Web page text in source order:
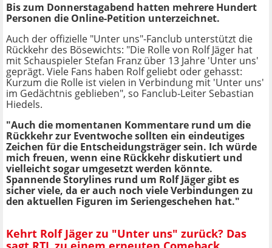
Bis zum Donnerstagabend hatten mehrere Hundert
Personen die Online-Petition unterzeichnet.
Auch der offizielle "Unter uns"-Fanclub unterstützt die
Rückkehr des Bösewichts: "Die Rolle von Rolf Jäger hat
mit Schauspieler Stefan Franz über 13 Jahre 'Unter uns'
geprägt. Viele Fans haben Rolf geliebt oder gehasst:
Kurzum die Rolle ist vielen in Verbindung mit 'Unter uns'
im Gedächtnis geblieben", so Fanclub-Leiter Sebastian
Hiedels.
"Auch die momentanen Kommentare rund um die
Rückkehr zur Eventwoche sollten ein eindeutiges
Zeichen für die Entscheidungsträger sein. Ich würde
mich freuen, wenn eine Rückkehr diskutiert und
vielleicht sogar umgesetzt werden könnte.
Spannende Storylines rund um Rolf Jäger gibt es
sicher viele, da er auch noch viele Verbindungen zu
den aktuellen Figuren im Seriengeschehen hat."
Kehrt Rolf Jäger zu "Unter uns" zurück? Das